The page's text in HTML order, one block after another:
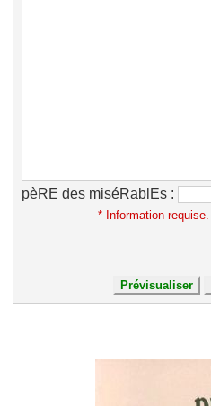
pèRE des miséRablEs :
* Information requise.